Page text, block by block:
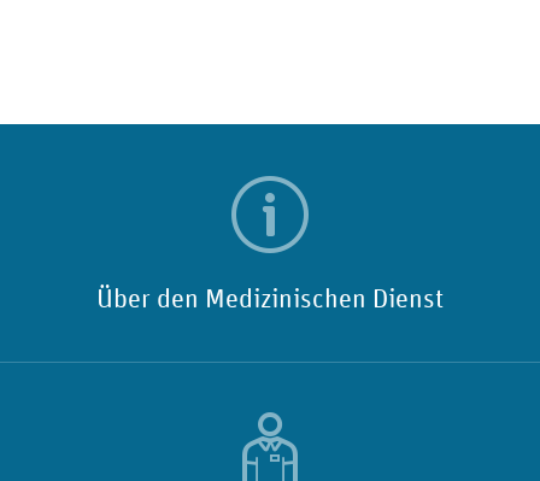
Über den Medizinischen Dienst